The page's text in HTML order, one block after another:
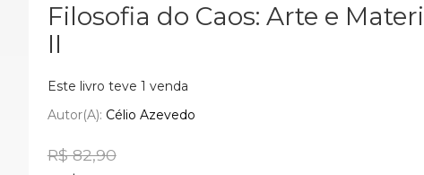
Filosofia do Caos: Arte e
II
Este livro teve 1 venda
Autor(a): Célio Azevedo
R$ 82,90